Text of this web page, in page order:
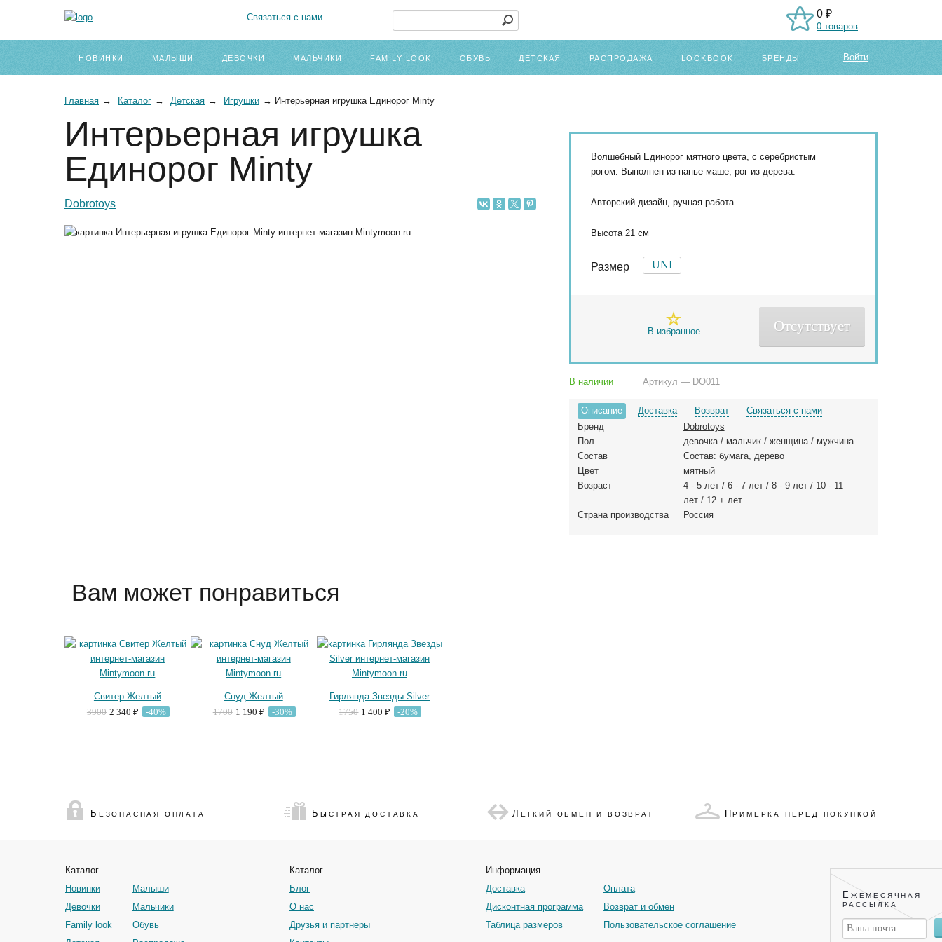
Связаться с нами 0 ₽
0 товаров
НОВИНКИ МАЛЫШИ ДЕВОЧКИ МАЛЬЧИКИ FAMILY LOOK ОБУВЬ ДЕТСКАЯ РАСПРОДАЖА LOOKBOOK БРЕНДЫ Войти
Главная → Каталог → Детская → Игрушки → Интерьерная игрушка Единорог Minty
Интерьерная игрушка
Единорог Minty
Dobrotoys
Волшебный Единорог мятного цвета, с серебристым
рогом. Выполнен из папье-маше, рог из дерева.
Авторский дизайн, ручная работа.
Высота 21 см
Размер UNI
В избранное Отсутствует
В наличии Артикул — DO011
Описание Доставка Возврат
Связаться с нами
Бренд
Dobrotoys
Пол
девочка / мальчик / женщина / мужчина
Состав
Состав: бумага, дерево
Цвет
мятный
Возраст
4 - 5 лет / 6 - 7 лет / 8 - 9 лет / 10 - 11
лет / 12 + лет
Страна производства
Россия
Вам может понравиться
Свитер Желтый
3900 2 340 ₽ -40%
Снуд Желтый
1700 1 190 ₽ -30%
Гирлянда Звезды Silver
1750 1 400 ₽ -20%
Б ЕЗОПАСНАЯ ОПЛАТА Б ЫСТРАЯ ДОСТАВКА Л ЕГКИЙ ОБМЕН И ВОЗВРАТ ПРИМЕРКА ПЕРЕД ПОКУПКОЙ
Е ЖЕМЕСЯЧНАЯ
РАССЫЛКА
Каталог
Новинки
Малыши
Девочки
Мальчики
Family look
Обувь
Каталог
Блог
О нас
Друзья и партнеры
Информация
Доставка
Оплата
Дисконтная программа
Возврат и обмен
Таблица размеров
Пользовательское соглашение